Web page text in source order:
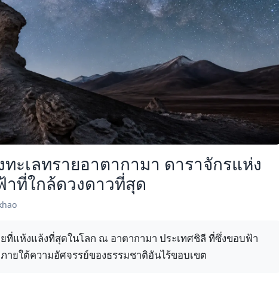
ะเลทรายอาตากามา ดาราจักรแห่ง
าที่ใกล้ดวงดาวที่สุด
ยที่แห้งแล้งที่สุดในโลก ณ อาตากามา ประเทศชิลี ที่ซึ่งขอบฟ้า
ายใต้ความอัศจรรย์ของธรรมชาติอันไร้ขอบเขต